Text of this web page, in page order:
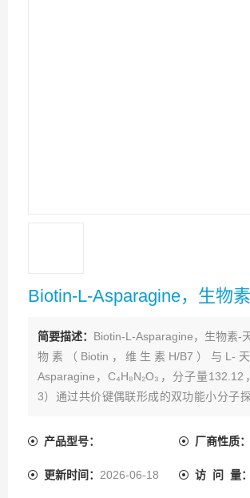
Biotin-L-Asparagine，生物
简要描述： Biotin-L-Asparagine，生物素-
物素（Biotin，维生素H/B7）与L-
Asparagine，C₄H₈N₂O₃，分子量132.12
3）通过共价键偶联形成的双功能小分子
产品型号：
厂商性质：
更新时间： 2026-06-18 访 问 量：